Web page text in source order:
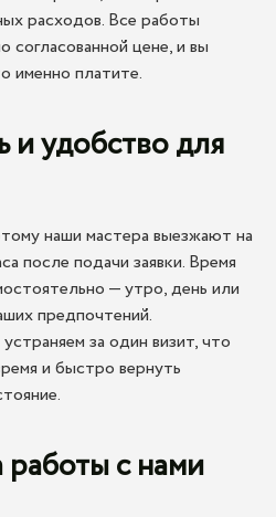
расходов. Все работы
согласованной цене, и вы
именно платите.
и удобство для
наши мастера выезжают на
после подачи заявки. Время
— утро, день или
предпочтений.
за один визит, что
и быстро вернуть
с нами